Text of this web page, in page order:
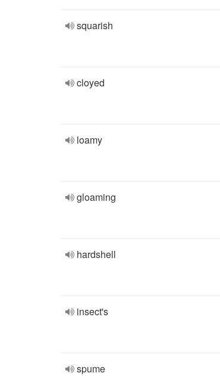
squarish
cloyed
loamy
gloaming
hardshell
insect's
spume